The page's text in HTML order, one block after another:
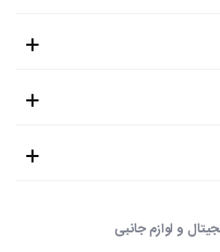
شارژ کامل، آن را به منبع
و لوازم جانبی